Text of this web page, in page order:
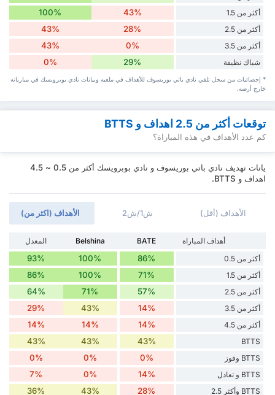
أكثر من 1.5 43%
100%
أكثر من 2.5 28%
43%
أكثر من 3.5 0%
43%
شباك نظيفة 29%
0%
* إحصائيات من سجل تلقي نادي باتي بوريسوف للأهداف في ملعبه وبيانات نادي بوبرويسك في مبارياته
خارج أرضه.
توقعات أكثر من 2.5 اهداف و BTTS
كم عدد الأهداف في هذه المباراة؟
يانات تهديف نادي باتي بوريسوف و نادي بوبرويسك أكثر من 0.5 ~ 4.5
اهداف و BTTS.
الأهداف (اكثر من) ش1/ش2 الأهداف (أقل)
أهداف المباراة BATE
Belshina
المعدل
أكثر من 0.5
86%
100%
93%
أكثر من 1.5 71%
100%
86%
أكثر من 2.5 57%
71%
64%
أكثر من 3.5 14%
43%
29%
أكثر من 4.5 14%
14%
14%
BTTS
43%
43%
43%
BTTS وفوز 0%
0%
0%
BTTS و تعادل 14%
0%
7%
BTTS وأكثر 2.5 28%
43%
36%